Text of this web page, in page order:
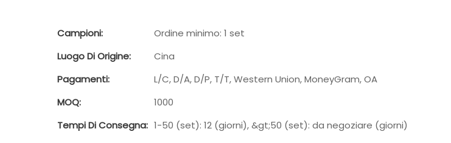
Campioni:
Ordine minimo: 1 set
Luogo Di Origine:
Cina
Pagamenti:
L/C, D/A, D/P, T/T, Western Union, MoneyGram, OA
MOQ:
1000
Tempi Di Consegna: 1-50 (set): 12 (giorni), &gt;50 (set): da negoziare (giorni)